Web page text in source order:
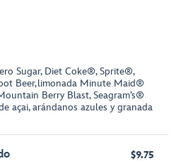
Sugar, Diet Coke®, Sprite®,
Beer, limonada Minute Maid®
Berry Blast, Seagram’s®
açai, arándanos azules y granada
$9.75